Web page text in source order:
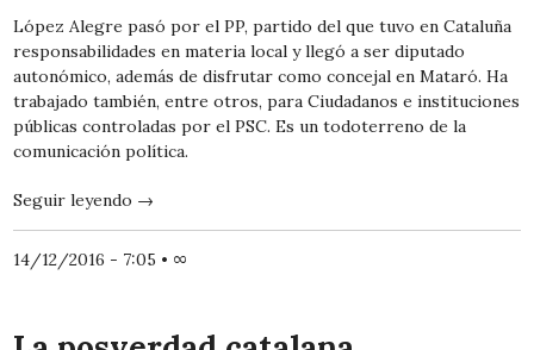
López Alegre pasó por el PP, partido del que tuvo en Cataluña
responsabilidades en materia local y llegó a ser diputado
autonómico, además de disfrutar como concejal en Mataró. Ha
trabajado también, entre otros, para Ciudadanos e instituciones
públicas controladas por el PSC. Es un todoterreno de la
comunicación política.
Seguir leyendo →
14/12/2016 - 7:05 • ∞